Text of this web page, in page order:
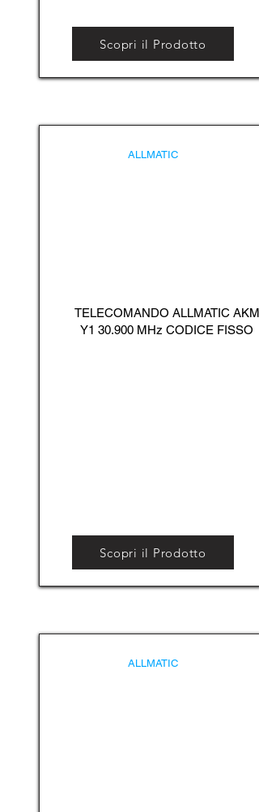
Scopri il Prodotto
ALLMATIC
TELECOMANDO ALLMATIC AKM
Y1 30.900 MHz CODICE FISSO
Scopri il Prodotto
ALLMATIC